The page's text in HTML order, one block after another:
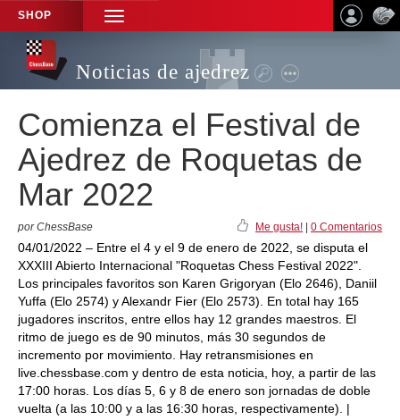
SHOP
TOGGLE
NAVIGATION
Noticias de ajedrez
Comienza el Festival de
Ajedrez de Roquetas de
Mar 2022
por ChessBase Me gusta! 0 Comentarios
04/01/2022 – Entre el 4 y el 9 de enero de 2022, se disputa el
XXXIII Abierto Internacional "Roquetas Chess Festival 2022".
Los principales favoritos son Karen Grigoryan (Elo 2646), Daniil
Yuffa (Elo 2574) y Alexandr Fier (Elo 2573). En total hay 165
jugadores inscritos, entre ellos hay 12 grandes maestros. El
ritmo de juego es de 90 minutos, más 30 segundos de
incremento por movimiento. Hay retransmisiones en
live.chessbase.com y dentro de esta noticia, hoy, a partir de las
17:00 horas. Los días 5, 6 y 8 de enero son jornadas de doble
vuelta (a las 10:00 y a las 16:30 horas, respectivamente). |